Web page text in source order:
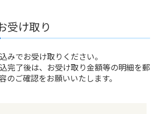
受け取り
みでお受け取りください。
完了後は、お受け取り金額等の明細を郵
のご確認をお願いいたします。